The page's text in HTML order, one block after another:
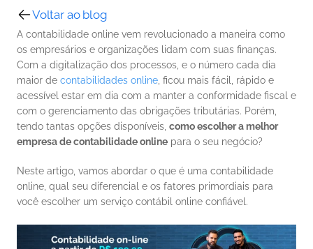
Voltar ao blog
A contabilidade online vem revolucionado a maneira como
os empresários e organizações lidam com suas finanças.
Com a digitalização dos processos, e o número cada dia
maior de contabilidades online , ficou mais fácil, rápido e
acessível estar em dia com a manter a conformidade fiscal e
com o gerenciamento das obrigações tributárias. Porém,
tendo tantas opções disponíveis, como escolher a melhor
empresa de contabilidade online para o seu negócio?
Neste artigo, vamos abordar o que é uma contabilidade
online, qual seu diferencial e os fatores primordiais para
você escolher um serviço contábil online confiável.